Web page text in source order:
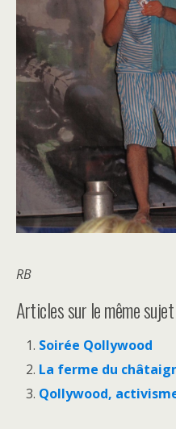
RB
Articles sur le même
Soirée Qollywood
La ferme du
Qollywood,